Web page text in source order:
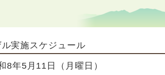
実施スケジュール
8年5月11日（月曜日）